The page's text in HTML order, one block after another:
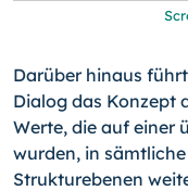
Darüber hinaus
Dialog das Konzept
Werte, die auf einer
wurden, in
Strukturebenen